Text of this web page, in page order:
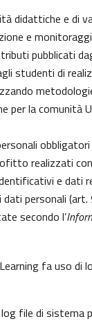
didattiche e di
e
pubblicati
studenti di
per la comunità
realizzati
e dati
personali
secondo l’
fa uso di
file di sistema